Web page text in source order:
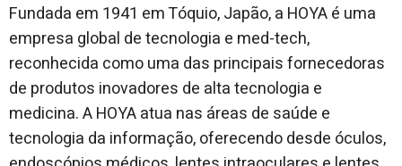
Fundada em 1941 em Tóquio, Japão, a HOYA é uma
empresa global de tecnologia e med-tech,
reconhecida como uma das principais fornecedoras
de produtos inovadores de alta tecnologia e
medicina. A HOYA atua nas áreas de saúde e
tecnologia da informação, oferecendo desde óculos,